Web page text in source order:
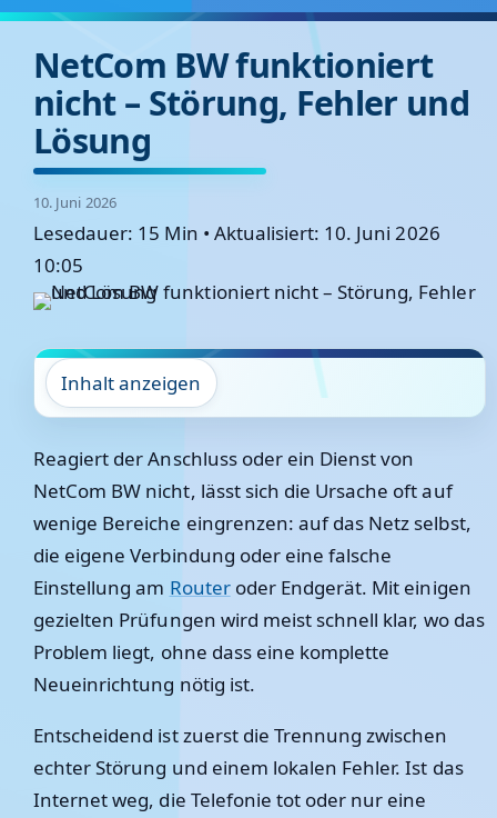
NetCom BW funktioniert
nicht – Störung, Fehler und
Lösung
10. Juni 2026
Lesedauer: 15 Min • Aktualisiert: 10. Juni 2026
10:05
Inhalt anzeigen
Reagiert der Anschluss oder ein Dienst von
NetCom BW nicht, lässt sich die Ursache oft auf
wenige Bereiche eingrenzen: auf das Netz selbst,
die eigene Verbindung oder eine falsche
Einstellung am Routeroder Endgerät. Mit einigen
gezielten Prüfungen wird meist schnell klar, wo das
Problem liegt, ohne dass eine komplette
Neueinrichtung nötig ist.
Entscheidend ist zuerst die Trennung zwischen
echter Störung und einem lokalen Fehler. Ist das
Internet weg, die Telefonie tot oder nur eine